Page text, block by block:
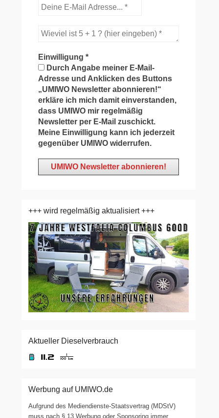
Einwilligung*
Durch Angabe meiner E-Mail-
Adresse und Anklicken des Buttons
„UMIWO Newsletter abonnieren!“
erkläre ich mich damit einverstanden,
dass UMIWO mir regelmäßig
Newsletter per E-Mail zuschickt.
Meine Einwilligung kann ich jederzeit
gegenüber UMIWO widerrufen.
+++ wird regelmäßig aktualisiert +++
Aktueller Dieselverbrauch
Werbung auf UMIWO.de
Aufgrund des Mediendienste-Staatsvertrag (MDStV)
muss nach § 13 Werbung oder Sponsoring immer